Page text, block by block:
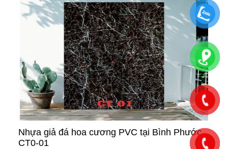
Nhựa giả đá hoa cương PVC tại Bình Phước
CT0-01